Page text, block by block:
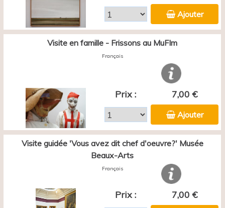
Ajouter
Visite en famille - Frissons au MuFIm
Français
Prix : 7,00 €
Ajouter
Visite guidée 'Vous avez dit chef d'oeuvre?' Musée
Beaux-Arts
Français
Prix : 7,00 €